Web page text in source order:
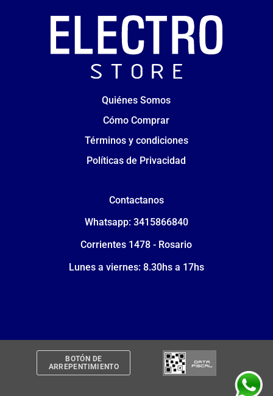
Quiénes Somos
Cómo Comprar
Términos y condiciones
Políticas de Privacidad
Contactanos
Whatsapp: 3415866840
Corrientes 1478 - Rosario
Lunes a viernes: 8.30hs a 17hs
BOTÓN DE
ARREPENTIMIENTO